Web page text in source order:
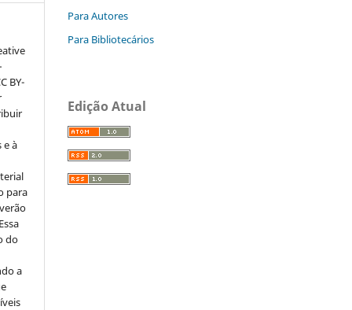
BY-
e à
para
do
a
Para Autores
Para Bibliotecários
Edição Atual